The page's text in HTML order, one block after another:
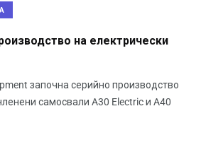
на електрически
започна серийно производство
самосвали A30 Electric и A40